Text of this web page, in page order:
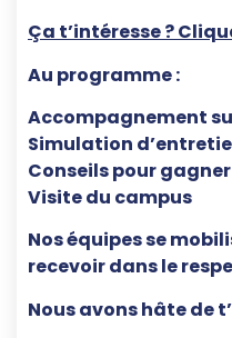
Ça t’intéresse ?
Au programme :
Accompagnement
Simulation
Conseils pour
Visite du campus
Nos équipes se
recevoir dans le
Nous avons hâte de